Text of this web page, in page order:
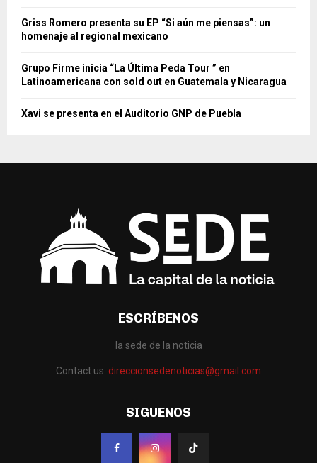
Griss Romero presenta su EP “Si aún me piensas”: un
homenaje al regional mexicano
Grupo Firme inicia “La Última Peda Tour ” en
Latinoamericana con sold out en Guatemala y Nicaragua
Xavi se presenta en el Auditorio GNP de Puebla
ESCRÍBENOS
la sede de la noticia
Contact us: direccionsedenoticias@gmail.com
SIGUENOS